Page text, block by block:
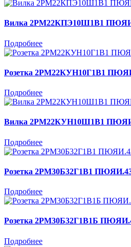
Вилка 2РМ22КПЭ10Ш1В1
Подробнее
Розетка 2РМ22КУН10Г1В1
Подробнее
Вилка 2РМ22КУН10Ш1В1
Подробнее
Розетка 2РМ30Б32Г1В1
Подробнее
Розетка 2РМ30Б32Г1В1Б
Подробнее